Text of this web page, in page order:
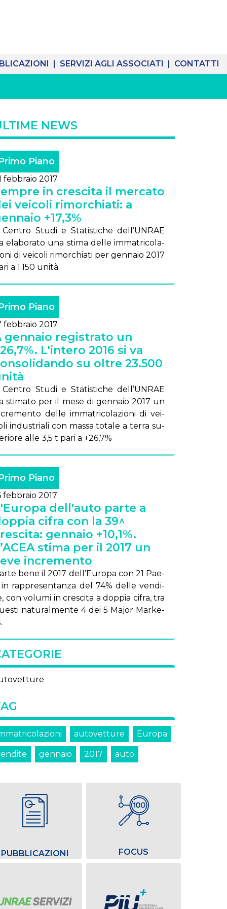
| SERVIZI AGLI ASSOCIATI | CONTATTI
NEWS
Piano
febbraio 2017
in crescita il mercato
veicoli rimorchiati: a
+17,3%
Stu­di e Sta­ti­sti­che del­l’UN­RAE
ela­bo­ra­to una sti­ma del­le im­ma­tri­co­la­
di vei­co­li ri­mor­chia­ti per gen­na­io 2017
a 1.150 uni­tà.
Piano
febbraio 2017
gennaio registrato un
L'intero 2016 si va
su oltre 23.500
Stu­di e Sta­ti­sti­che del­l’UN­RAE
sti­ma­to per il me­se di gen­na­io 2017 un
del­le im­ma­tri­co­la­zio­ni di vei­
in­du­stria­li con mas­sa to­ta­le a ter­ra su­
al­le 3,5 t pa­ri a +26,7%
Piano
febbraio 2017
dell'auto parte a
cifra con la 39^
gennaio +10,1%.
stima per il 2017 un
incremento
be­ne il 2017 del­l’Eu­ro­pa con 21 Pae­
in rap­pre­sen­tan­za del 74% del­le ven­di­
con vo­lu­mi in cre­sci­ta a dop­pia ci­fra, tra
na­tu­ral­men­te 4 dei 5 Ma­jor Mar­ke­
autovetture Europa
gennaio 2017 auto
PUBBLICAZIONI FOCUS